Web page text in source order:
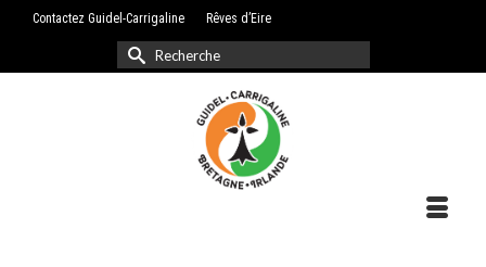
Contactez Guidel-Carrigaline Rêves d’Eire
Rechercher :